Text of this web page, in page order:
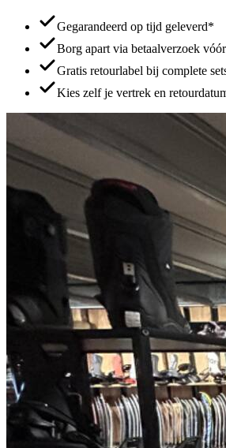
Gegarandeerd op tijd geleverd*
Borg apart via betaalverzoek
Gratis retourlabel bij complete
Kies zelf je vertrek en